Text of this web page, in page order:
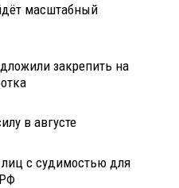
масштабный
закрепить на
в августе
с судимостью для